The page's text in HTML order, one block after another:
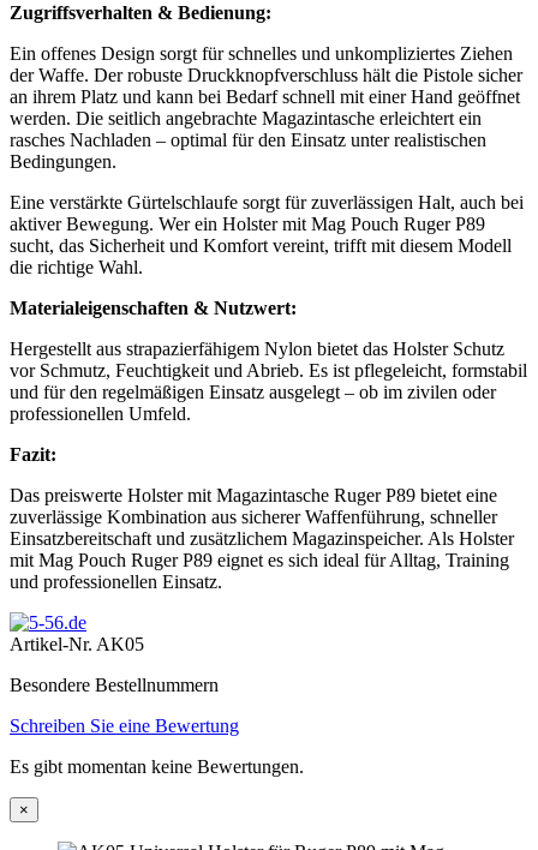
Zugriffsverhalten & Bedienung:
Ein offenes Design sorgt für schnelles und unkompliziertes Ziehen
der Waffe. Der robuste Druckknopfverschluss hält die Pistole sicher
an ihrem Platz und kann bei Bedarf schnell mit einer Hand geöffnet
werden. Die seitlich angebrachte Magazintasche erleichtert ein
rasches Nachladen – optimal für den Einsatz unter realistischen
Bedingungen.
Eine verstärkte Gürtelschlaufe sorgt für zuverlässigen Halt, auch bei
aktiver Bewegung. Wer ein Holster mit Mag Pouch Ruger P89
sucht, das Sicherheit und Komfort vereint, trifft mit diesem Modell
die richtige Wahl.
Materialeigenschaften & Nutzwert:
Hergestellt aus strapazierfähigem Nylon bietet das Holster Schutz
vor Schmutz, Feuchtigkeit und Abrieb. Es ist pflegeleicht, formstabil
und für den regelmäßigen Einsatz ausgelegt – ob im zivilen oder
professionellen Umfeld.
Fazit:
Das preiswerte Holster mit Magazintasche Ruger P89 bietet eine
zuverlässige Kombination aus sicherer Waffenführung, schneller
Einsatzbereitschaft und zusätzlichem Magazinspeicher. Als Holster
mit Mag Pouch Ruger P89 eignet es sich ideal für Alltag, Training
und professionellen Einsatz.
Artikel-Nr. AK05
Besondere Bestellnummern
Schreiben Sie eine Bewertung
Es gibt momentan keine Bewertungen.
×